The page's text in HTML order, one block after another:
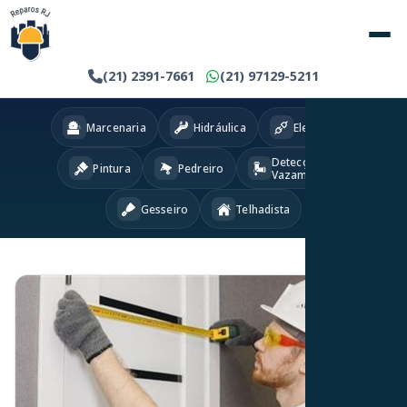
(21) 2391-7661 (21) 97129-5211
Marcenaria Hidráulica Eletricista
Pintura Pedreiro
Detecção
Vazamentos
Gesseiro Telhadista